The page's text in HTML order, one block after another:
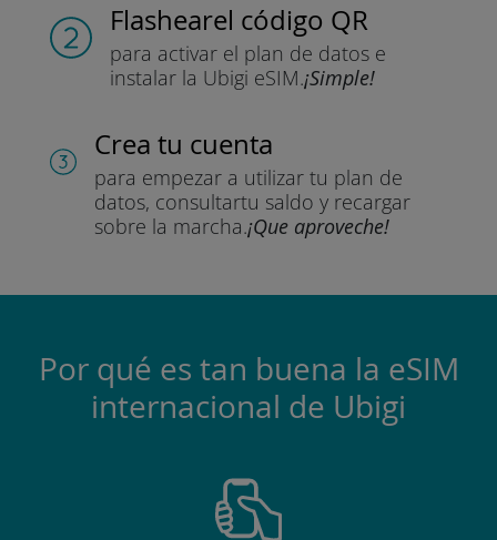
Flashearel código QR
para activar el plan de datos e
instalar la Ubigi eSIM.¡Simple!
Crea tu cuenta
para empezar a utilizar tu plan de
datos, consultartu saldo y recargar
sobre la marcha.¡Que aproveche!
Por qué es tan buena la eSIM
internacional de Ubigi